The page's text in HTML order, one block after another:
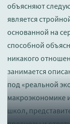
объясняют
является
основанной на
способной
никакого
занимается
под «реальной
макроэкономике
школ,